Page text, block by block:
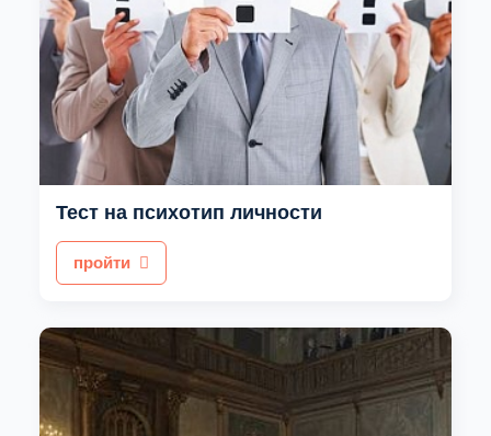
Тест на психотип личности
пройти